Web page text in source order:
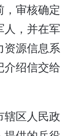
，审核确定
人，并在军
资源信息系
介绍信交给
辖区人民政